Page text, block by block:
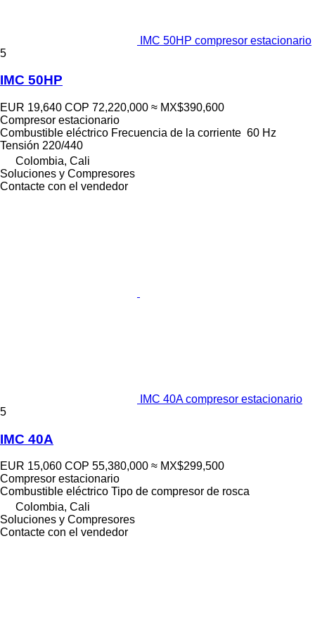
IMC 50HP compresor estacionario
5
IMC 50HP
EUR 19,640 COP 72,220,000 ≈ MX$390,600
Compresor estacionario
Combustible eléctrico Frecuencia de la corriente 60 Hz
Tensión 220/440
Colombia, Cali
Soluciones y Compresores
Contacte con el vendedor
IMC 40A compresor estacionario
5
IMC 40A
EUR 15,060 COP 55,380,000 ≈ MX$299,500
Compresor estacionario
Combustible eléctrico Tipo de compresor de rosca
Colombia, Cali
Soluciones y Compresores
Contacte con el vendedor